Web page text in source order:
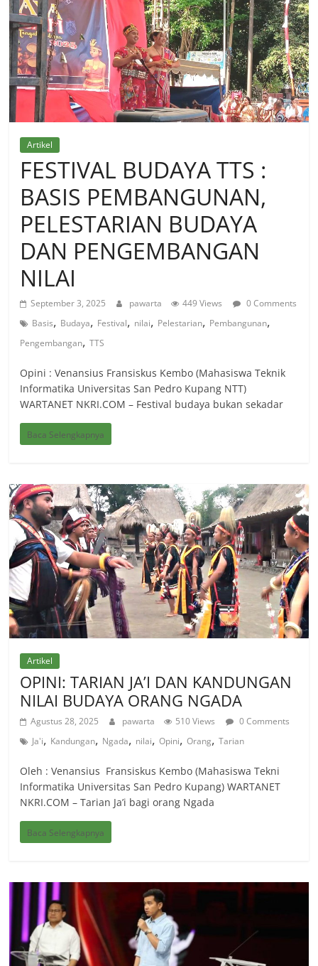
Artikel
FESTIVAL BUDAYA TTS :
BASIS PEMBANGUNAN,
PELESTARIAN BUDAYA
DAN PENGEMBANGAN
NILAI
September 3, 2025 pawarta 449 Views
0 Comments
Basis, Budaya, Festival, nilai, Pelestarian, Pembangunan,
Pengembangan,TTS
Opini : Venansius Fransiskus Kembo (Mahasiswa Teknik
Informatika Universitas San Pedro Kupang NTT)
WARTANET NKRI.COM – Festival budaya bukan sekadar
Baca Selengkapnya
Artikel
OPINI: TARIAN JA’I DAN KANDUNGAN
NILAI BUDAYA ORANG NGADA
Agustus 28, 2025 pawarta 510 Views
0 Comments
Ja'i, Kandungan, Ngada, nilai,Opini,Orang,Tarian
Oleh : Venansius Fransiskus Kembo (Mahasiswa Tekni
Informatika Universitas San Pedro Kupang) WARTANET
NKRI.COM – Tarian Ja’i bagi orang Ngada
Baca Selengkapnya